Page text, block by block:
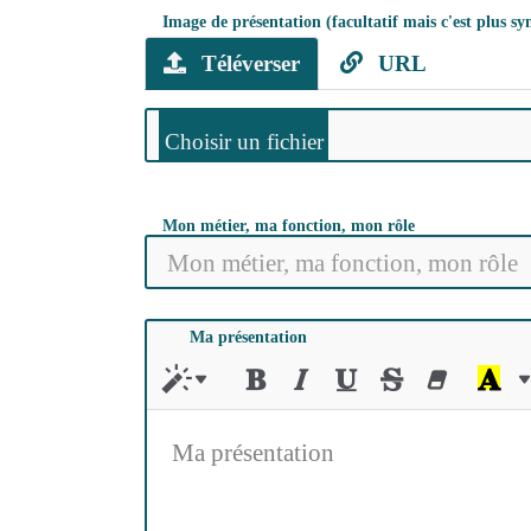
Image de présentation (facultatif mais c'est plus
Téléverser URL
Mon métier, ma fonction, mon rôle
Ma présentation
Ma présentation